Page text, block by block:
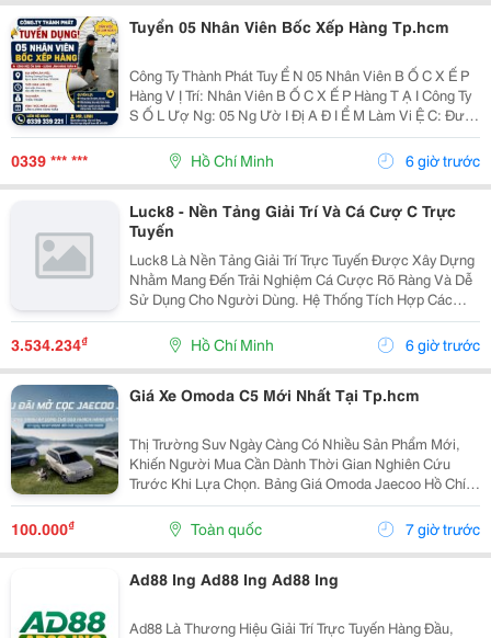
Tuyển 05 Nhân Viên Bốc Xếp Hàng Tp.hcm
Công Ty Thành Phát Tuy Ể N 05 Nhân Viên B Ố C X Ế P
Hàng V Ị Trí: Nhân Viên B Ố C X Ế P Hàng T Ạ I Công Ty
S Ố L Ượ Ng: 05 Ng Ườ I Đị A Đ I Ể M Làm Vi Ệ C: Đườ
Ng D Ươ Ng Công Khi, Ấ P 4, Xuân Th Ớ I S Ơ N,
Tp.hcm ⏰ Th Ờ I Gian: Làm Vi Ệ C Theo...
0339 *** *** Hồ Chí Minh 6 giờ trước
Luck8 - Nền Tảng Giải Trí Và Cá Cượ C Trực
Tuyến
Luck8 Là Nền Tảng Giải Trí Trực Tuyến Được Xây Dựng
Nhằm Mang Đến Trải Nghiệm Cá Cược Rõ Ràng Và Dễ
Sử Dụng Cho Người Dùng. Hệ Thống Tích Hợp Các
Sản Phẩm Như Cá Cược Thể Thao, Cas Ino Online Và
Trò Chơi Giải Trí Trực Tuyến Với Giao Diện Hiện Đại,
3.534.234₫ Hồ Chí Minh 6 giờ trước
Giá Xe Omoda C5 Mới Nhất Tại Tp.hcm
Thị Trường Suv Ngày Càng Có Nhiều Sản Phẩm Mới,
Khiến Người Mua Cần Dành Thời Gian Nghiên Cứu
Trước Khi Lựa Chọn. Bảng Giá Omoda Jaecoo Hồ Chí
Minh Cung Cấp Thông Tin Về Nhiều Mẫu Xe, Giúp
Khách Hàng Nhanh Chóng Tiếp Cận Mức Giá Tham
Khảo Và Các...
100.000₫ Toàn quốc 7 giờ trước
Ad88 Ing Ad88 Ing Ad88 Ing
Ad88 Là Thương Hiệu Giải Trí Trực Tuyến Hàng Đầu,